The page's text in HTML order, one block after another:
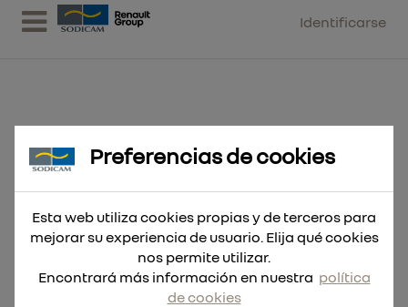
Identificarse
Súper broca hormigón 5'5x100mm
- 3 rebajes
Preferencias de cookies
Esta web utiliza cookies propias y de terceros para
mejorar su experiencia de usuario. Elija qué cookies
nos permite utilizar.
Encontrará más información en nuestra política
de cookies